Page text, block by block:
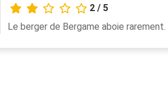
2 / 5
Le berger de Bergame aboie rarement.